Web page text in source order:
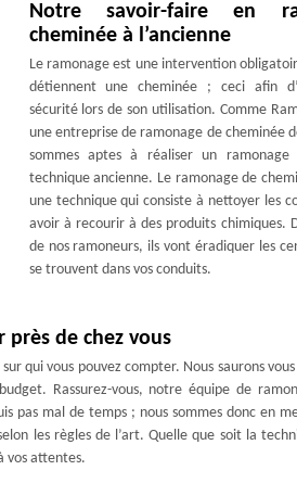
Notre savoir-faire en
cheminée à l’ancienne
Le ramonage est une intervention
détiennent une cheminée ; ceci afin
sécurité lors de son utilisation. Comme
une entreprise de ramonage de cheminée
sommes aptes à réaliser un
technique ancienne. Le ramonage de
une technique qui consiste à nettoyer les
avoir à recourir à des produits chimiques.
de nos ramoneurs, ils vont éradiquer les
se trouvent dans vos conduits.
de chez vous
qui vous pouvez compter. Nous saurons
Rassurez-vous, notre équipe de
pas mal de temps ; nous sommes donc en
les règles de l’art. Quelle que soit la
vos attentes.